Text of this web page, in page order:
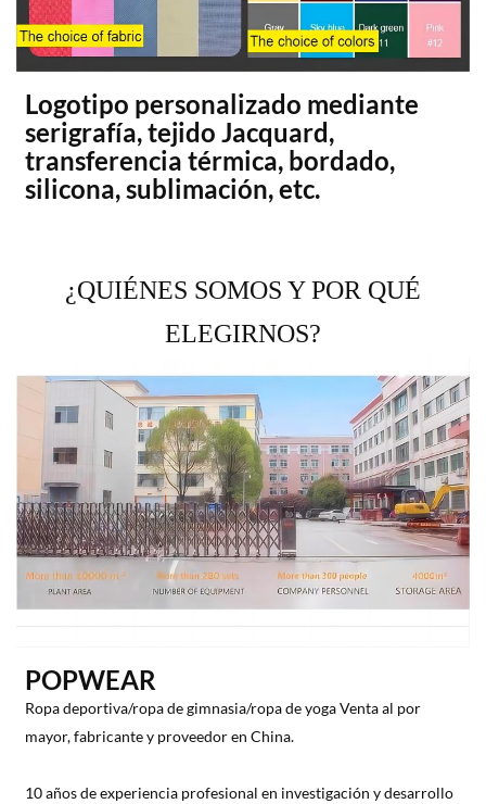
Logotipo personalizado mediante
serigrafía, tejido Jacquard,
transferencia térmica, bordado,
silicona, sublimación, etc.
¿QUIÉNES SOMOS Y POR QUÉ
ELEGIRNOS?
POPWEAR
Ropa deportiva/ropa de gimnasia/ropa de yoga Venta al por
mayor, fabricante y proveedor en China.
10 años de experiencia profesional en investigación y desarrollo